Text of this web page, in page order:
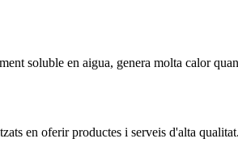
soluble en aigua, genera molta calor
en oferir productes i serveis d'alta